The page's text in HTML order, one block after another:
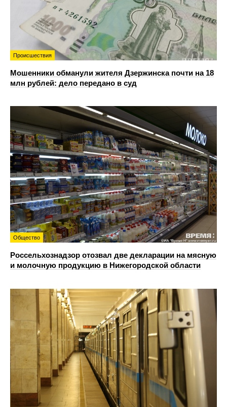
Происшествия
Мошенники обманули жителя Дзержинска почти на 18
млн рублей: дело передано в суд
Общество
Россельхознадзор отозвал две декларации на мясную
и молочную продукцию в Нижегородской области